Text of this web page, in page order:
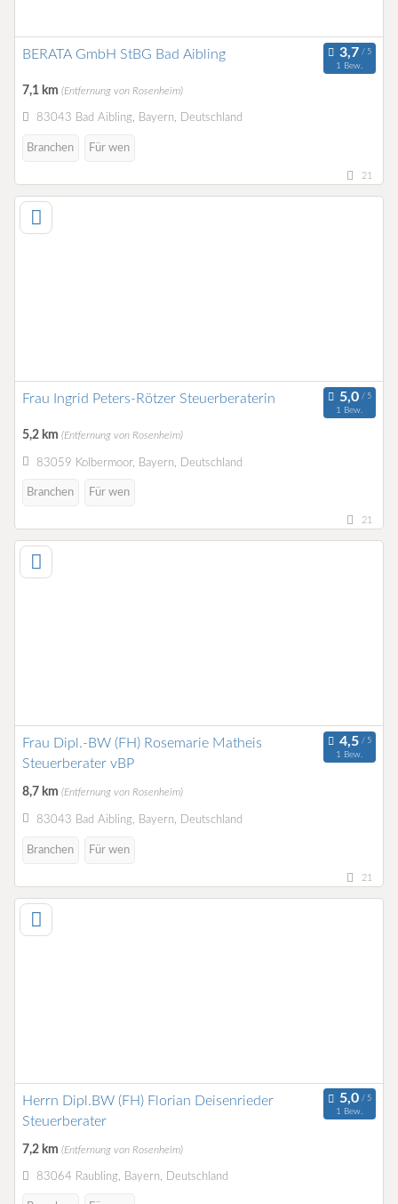
BERATA GmbH StBG Bad Aibling
1 Bew.
7,1 km (Entfernung von Rosenheim)
83043 Bad Aibling, Bayern, Deutschland
Branchen Für wen
21
Frau Ingrid Peters-Rötzer Steuerberaterin
1 Bew.
5,2 km (Entfernung von Rosenheim)
83059 Kolbermoor, Bayern, Deutschland
Branchen Für wen
21
Frau Dipl.-BW (FH) Rosemarie Matheis
Steuerberater vBP
1 Bew.
8,7 km (Entfernung von Rosenheim)
83043 Bad Aibling, Bayern, Deutschland
Branchen Für wen
21
Herrn Dipl.BW (FH) Florian Deisenrieder
Steuerberater
1 Bew.
7,2 km (Entfernung von Rosenheim)
83064 Raubling, Bayern, Deutschland